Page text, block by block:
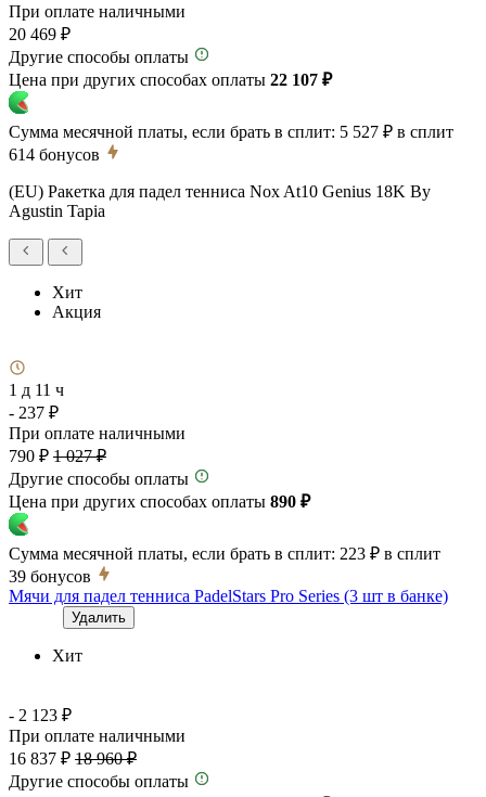
При оплате наличными
20 469 ₽
Другие способы оплаты
Цена при других способах оплаты 22 107 ₽
Сумма месячной платы, если брать в сплит: 5 527 ₽ в сплит
614 бонусов
(EU) Ракетка для падел тенниса Nox At10 Genius 18K By
Agustin Tapia
Хит
Акция
1 д 11 ч
- 237 ₽
При оплате наличными
790 ₽ 1 027 ₽
Другие способы оплаты
Цена при других способах оплаты 890 ₽
Сумма месячной платы, если брать в сплит: 223 ₽ в сплит
39 бонусов
Мячи для падел тенниса PadelStars Pro Series (3 шт в банке)
Удалить
Хит
- 2 123 ₽
При оплате наличными
16 837 ₽ 18 960 ₽
Другие способы оплаты